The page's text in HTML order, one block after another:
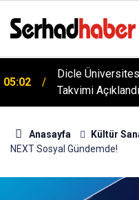
05:02
Dicle
Takvimi
Anasayfa Kültür
NEXT Sosyal Gündemde!